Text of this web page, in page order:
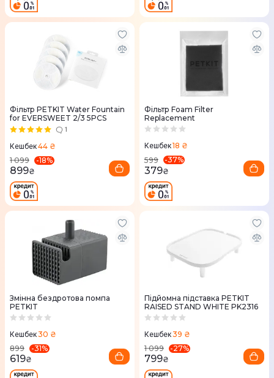
Фільтр PETKIT Water Fountain
for EVERSWEET 2/3 5PCS
1
Кешбек44 ₴
1 099
-18%
899₴
Фільтр Foam Filter
Replacement
Кешбек18 ₴
599
-37%
379₴
Змінна бездротова помпа
PETKIT
Кешбек30 ₴
899
-31%
619₴
Підйомна підставка PETKIT
RAISED STAND WHITE PK2316
Кешбек39 ₴
1 099
-27%
799₴